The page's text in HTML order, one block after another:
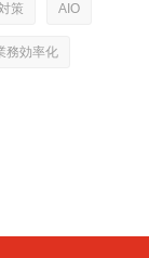
策 AIO
務効率化